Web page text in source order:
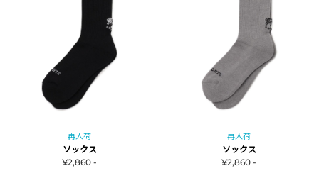
再入荷
ソックス
¥2,860 -
再入荷
ソックス
¥2,860 -